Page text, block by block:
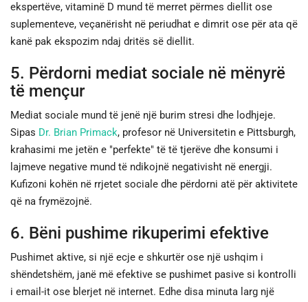
ekspertëve, vitaminë D mund të merret përmes diellit ose
suplementeve, veçanërisht në periudhat e dimrit ose për ata që
kanë pak ekspozim ndaj dritës së diellit.
5. Përdorni mediat sociale në mënyrë
të mençur
Mediat sociale mund të jenë një burim stresi dhe lodhjeje.
Sipas Dr. Brian Primack, profesor në Universitetin e Pittsburgh,
krahasimi me jetën e "perfekte" të të tjerëve dhe konsumi i
lajmeve negative mund të ndikojnë negativisht në energji.
Kufizoni kohën në rrjetet sociale dhe përdorni atë për aktivitete
që na frymëzojnë.
6. Bëni pushime rikuperimi efektive
Pushimet aktive, si një ecje e shkurtër ose një ushqim i
shëndetshëm, janë më efektive se pushimet pasive si kontrolli
i email-it ose blerjet në internet. Edhe disa minuta larg një